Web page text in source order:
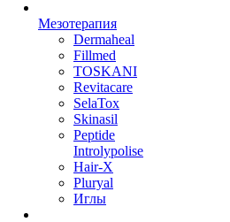
Мезотерапия
Dermaheal
Fillmed
TOSKANI
Revitacare
SelaTox
Skinasil
Peptide
Introlypolise
Hair-X
Pluryal
Иглы